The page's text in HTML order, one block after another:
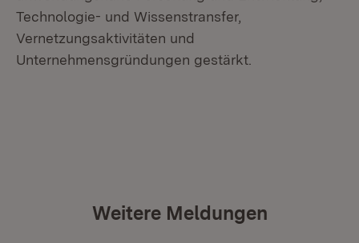
Technologie- und Wissenstransfer,
Vernetzungsaktivitäten und
Unternehmensgründungen gestärkt.
Weitere Meldungen